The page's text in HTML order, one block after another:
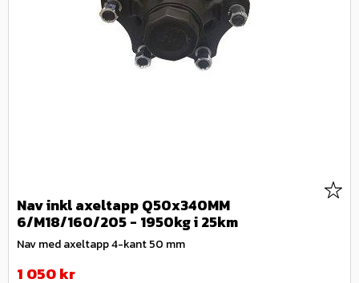
Nav inkl axeltapp Q50x340MM
6/M18/160/205 - 1950kg i 25km
Nav med axeltapp 4-kant 50 mm
Nedsatt pris:
1 050kr